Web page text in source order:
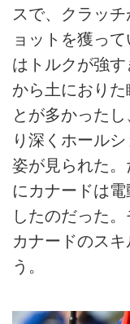
スで、クラッ
ョットを獲っ
はトルクが強
から土におり
とが多かった
り深くホール
姿が見られた
にカナードは
したのだった
カナードのス
う。